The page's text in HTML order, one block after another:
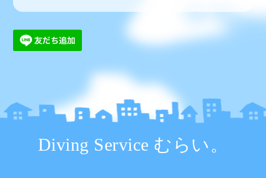
Diving Service むらい。